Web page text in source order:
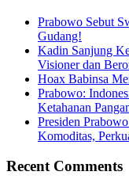
Prabowo Sebut
Gudang!
Kadin Sanjung
Visioner dan
Hoax Babinsa
Prabowo:
Ketahanan
Presiden
Komoditas,
Recent Comments